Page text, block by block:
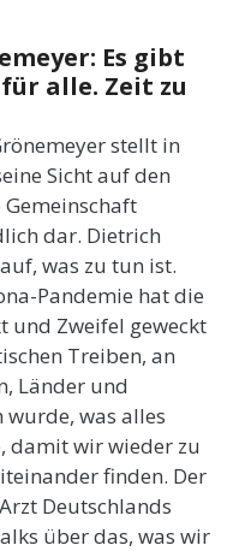
Es gibt
alle. Zeit zu
stellt in
Sicht auf den
dar. Dietrich
was zu tun ist.
Pandemie hat die
und Zweifel geweckt
Treiben, an
Länder und
was alles
damit wir wieder zu
finden. Der
Deutschlands
über das, was wir